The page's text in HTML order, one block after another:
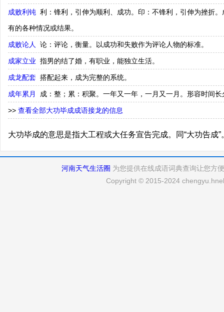
成败利钝 利：锋利，引伸为顺利、成功。印：不锋利，引伸为挫折
有的各种情况或结果。
成败论人 论：评论，衡量。以成功和失败作为评论人物的标准。
成家立业 指男的结了婚，有职业，能独立生活。
成龙配套 搭配起来，成为完整的系统。
成年累月 成：整；累：积聚。一年又一年，一月又一月。形容时间长
>> 查看全部大功毕成成语接龙的信息
大功毕成的意思是指大工程或大任务宣告完成。同“大功告成”
河南天气生活圈 为您提供在线成语词典查询让您方
Copyright © 2015-2024